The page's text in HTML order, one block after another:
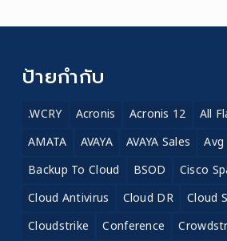
ป้ายกำกับ
.WCRY Acronis Acronis 12
All
AMATA
AVAYA AVAYA Sales Avg
Backup To Cloud
BSOD
Cisco
Cloud Antivirus
Cloud DR
Cloud
Cloudstrike
Conference